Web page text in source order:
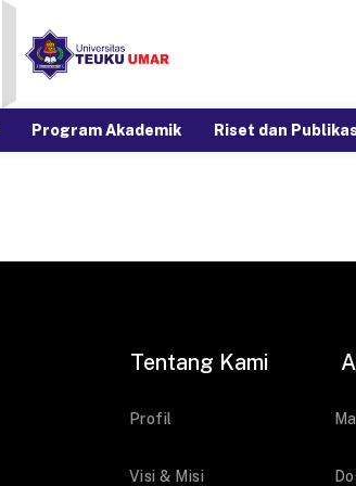
Program Akademik Riset dan
Tentang Kami
Profil
Visi & Misi